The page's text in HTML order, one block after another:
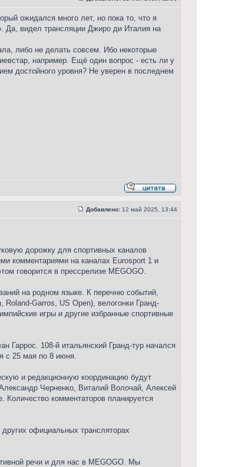
ожидался много лет, но пока то, что я
Да, видел трансляции Джиро ди Италия на
либо не делать совсем. Ибо некоторые
например. Ещё один вопрос - есть ли у
достойного уровня? Не уверен в последнем
Добавлено: 12 май 2025, 13:44
дорожку для спортивных каналов
комментариями на каналах Eurosport 1 и
говорится в прессрелизе MEGOGO.
на родном языке. К перечню событий,
Garros, US Open), велогонки Гранд-
игры и другие избранные спортивные
Гаррос. 108-й итальянский Гранд-тур начался
с 25 мая по 8 июня.
и редакционную координацию будут
Черненко, Виталий Волочай, Алексей
комментаторов планируется
официальных трансляторах
речи и для нас в MEGOGO. Мы